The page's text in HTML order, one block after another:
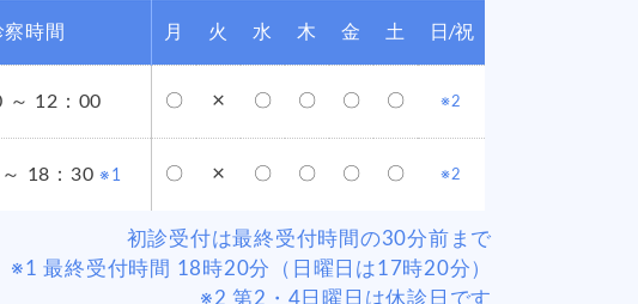
察時間 月 火 水 木 金 土 日/祝
～ 12：00 〇 × 〇 〇 〇 〇 ※2
18：30 ※1 〇 × 〇 〇 〇 〇 ※2
初診受付は最終受付時間の30分前まで
※1 最終受付時間 18時20分（日曜日は17時20分）
※2 第2・4日曜日は休診日です